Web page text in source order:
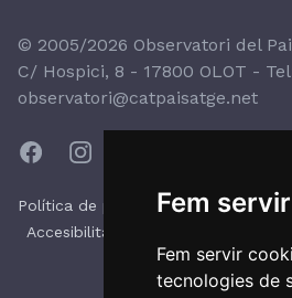
Fem
Fem servir
tecnologies de
© 2005/2026 Observatori del
C/ Hospici, 8 - 17800 OLOT -
observatori@catpaisatge.net
Política de protecció de dades |
Accesibilitat